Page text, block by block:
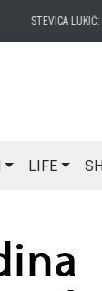
STEVICA LUKIĆ:
LIFE